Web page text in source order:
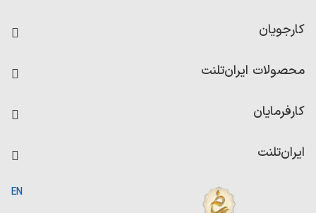
کارجویان
رزومه ساز
امتیاز شرکت‌ها
محصولات ایران‌تلنت
کاردیکس
کارفرمایان
ایران‌تلنت
EN